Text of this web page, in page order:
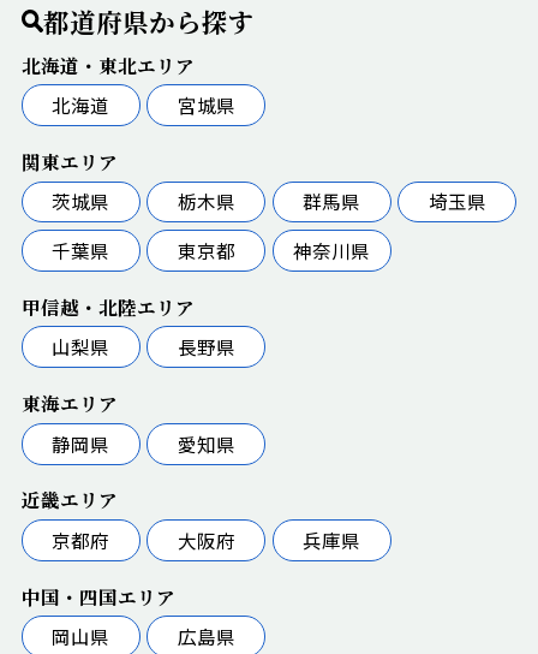
都道府県から探す
北海道・東北エリア
北海道
宮城県
関東エリア
茨城県
栃木県 群馬県
埼玉県
千葉県
東京都 神奈川県
甲信越・北陸エリア
山梨県
長野県
東海エリア
静岡県
愛知県
近畿エリア
京都府
大阪府 兵庫県
中国・四国エリア
岡山県
広島県